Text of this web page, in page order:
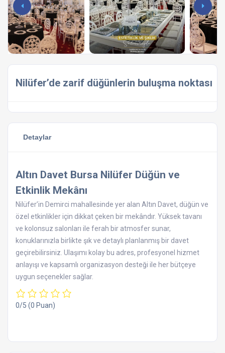
Nilüfer’de zarif düğünlerin buluşma noktası
Detaylar
Altın Davet Bursa Nilüfer Düğün ve
Etkinlik Mekânı
Nilüfer’in Demirci mahallesinde yer alan Altın Davet, düğün ve
özel etkinlikler için dikkat çeken bir mekândır. Yüksek tavanı
ve kolonsuz salonları ile ferah bir atmosfer sunar,
konuklarınızla birlikte şık ve detaylı planlanmış bir davet
geçirebilirsiniz. Ulaşımı kolay bu adres, profesyonel hizmet
anlayışı ve kapsamlı organizasyon desteği ile her bütçeye
uygun seçenekler sağlar.
0/5 (0 Puan)